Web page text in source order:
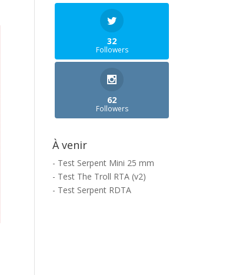
32
Followers
62
Followers
À venir
- Test Serpent Mini 25 mm
- Test The Troll RTA (v2)
- Test Serpent RDTA